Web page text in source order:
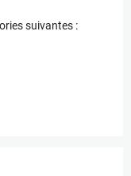
suivantes :